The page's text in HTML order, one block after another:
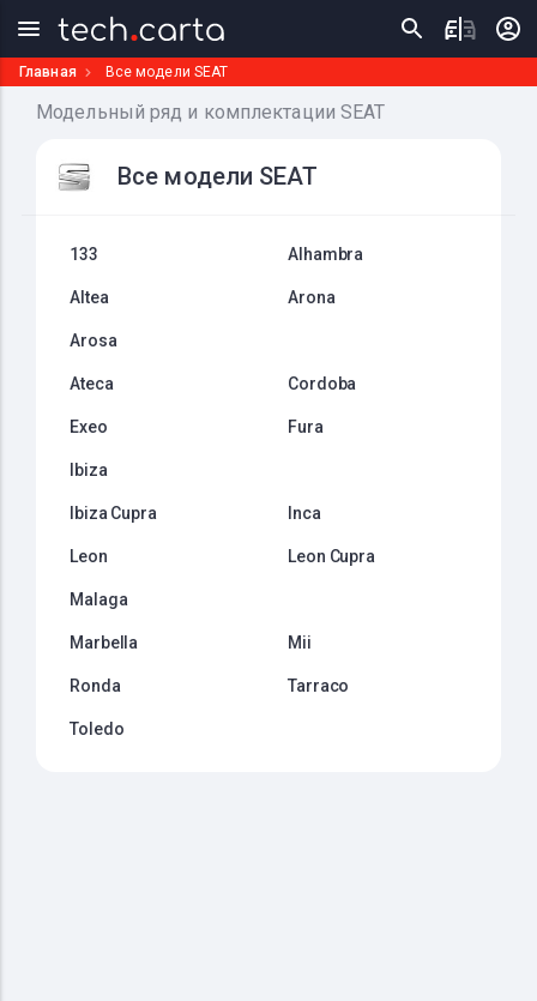
Главная Все модели SEAT
Модельный ряд и комплектации SEAT
Все модели SEAT
133 Alhambra
Altea Arona
Arosa
Ateca Cordoba
Exeo Fura
Ibiza
Ibiza Cupra Inca
Leon Leon Cupra
Malaga
Marbella Mii
Ronda Tarraco
Toledo